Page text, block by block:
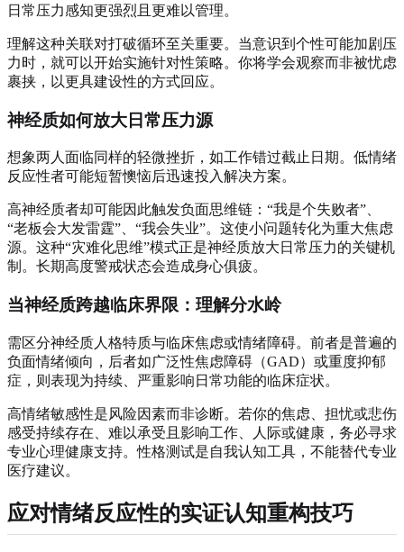
日常压力感知更强烈且更难以管理。
理解这种关联对打破循环至关重要。当意识到个性可能加剧压
力时，就可以开始实施针对性策略。你将学会观察而非被忧虑
裹挟，以更具建设性的方式回应。
神经质如何放大日常压力源
想象两人面临同样的轻微挫折，如工作错过截止日期。低情绪
反应性者可能短暂懊恼后迅速投入解决方案。
高神经质者却可能因此触发负面思维链：“我是个失败者”、
“老板会大发雷霆”、“我会失业”。这使小问题转化为重大焦虑
源。这种“灾难化思维”模式正是神经质放大日常压力的关键机
制。长期高度警戒状态会造成身心俱疲。
当神经质跨越临床界限：理解分水岭
需区分神经质人格特质与临床焦虑或情绪障碍。前者是普遍的
负面情绪倾向，后者如广泛性焦虑障碍（GAD）或重度抑郁
症，则表现为持续、严重影响日常功能的临床症状。
高情绪敏感性是风险因素而非诊断。若你的焦虑、担忧或悲伤
感受持续存在、难以承受且影响工作、人际或健康，务必寻求
专业心理健康支持。性格测试是自我认知工具，不能替代专业
医疗建议。
应对情绪反应性的实证认知重构技巧